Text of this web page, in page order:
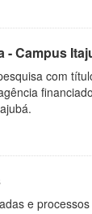
- Campus
com
e